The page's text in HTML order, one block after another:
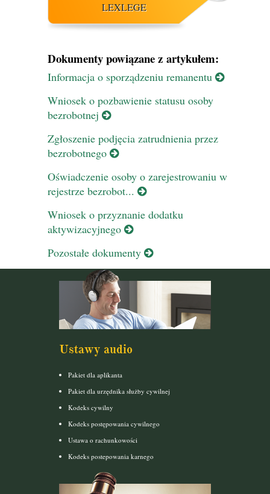
LEXLEGE
Dokumenty powiązane z artykułem:
Informacja o sporządzeniu remanentu
Wniosek o pozbawienie statusu osoby
bezrobotnej
Zgłoszenie podjęcia zatrudnienia przez
bezrobotnego
Oświadczenie osoby o zarejestrowaniu w
rejestrze bezrobot...
Wniosek o przyznanie dodatku
aktywizacyjnego
Pozostałe dokumenty
Ustawy audio
Pakiet dla aplikanta
Pakiet dla urzędnika służby cywilnej
Kodeks cywilny
Kodeks postępowania cywilnego
Ustawa o rachunkowości
Kodeks postepowania karnego